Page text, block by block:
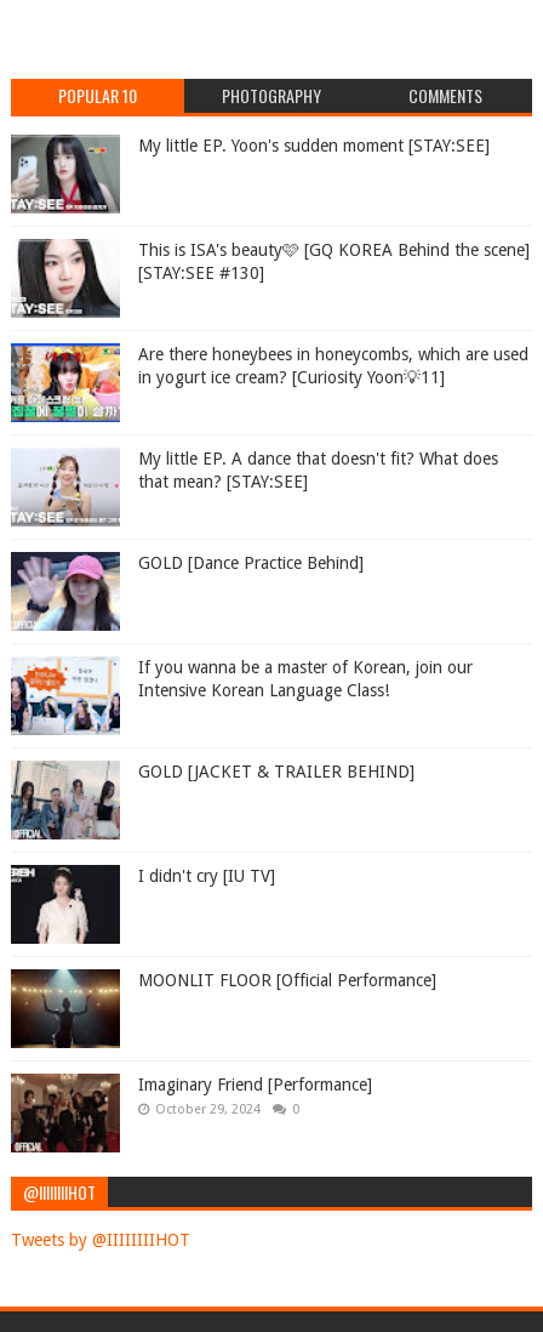
POPULAR 10 PHOTOGRAPHY COMMENTS
My little EP. Yoon's sudden moment [STAY:SEE]
This is ISA's beauty🩷 [GQ KOREA Behind the scene]
[STAY:SEE #130]
Are there honeybees in honeycombs, which are used
in yogurt ice cream? [Curiosity Yoon💡11]
My little EP. A dance that doesn't fit? What does
that mean? [STAY:SEE]
GOLD [Dance Practice Behind]
If you wanna be a master of Korean, join our
Intensive Korean Language Class!
GOLD [JACKET & TRAILER BEHIND]
I didn't cry [IU TV]
MOONLIT FLOOR [Official Performance]
Imaginary Friend [Performance]
October 29, 2024 0
@IIIIIIIIHOT
Tweets by @IIIIIIIIHOT